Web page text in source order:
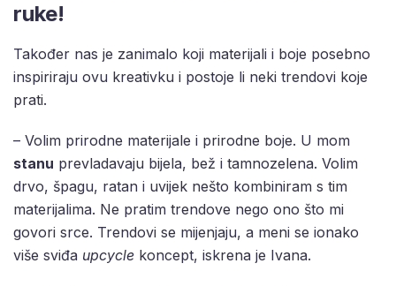
ruke!
Također nas je zanimalo koji materijali i boje posebno
inspiriraju ovu kreativku i postoje li neki trendovi koje
prati.
– Volim prirodne materijale i prirodne boje. U mom
stanu prevladavaju bijela, bež i tamnozelena. Volim
drvo, špagu, ratan i uvijek nešto kombiniram s tim
materijalima. Ne pratim trendove nego ono što mi
govori srce. Trendovi se mijenjaju, a meni se ionako
više sviđa upcycle koncept, iskrena je Ivana.